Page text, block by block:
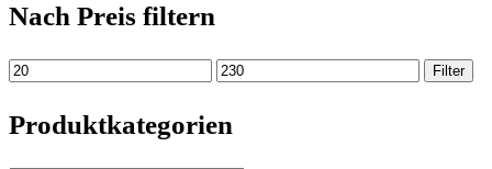
Nach Preis filtern
Min.
Preis
Max.
Preis
Filter
Produktkategorien